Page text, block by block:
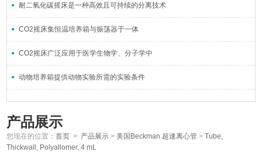
耐二氧化碳摇床是一种高效且可持续的分离技术
CO2摇床集恒温培养箱与振荡器于一体
CO2摇床广泛应用于医学生物学、分子学中
动物培养箱提供动物实验所需的实验条件
产品展示
您现在的位置：首页 > 产品展示 >美国Beckman 超速离心管 >Tube,
Thickwall, Polyallomer, 4 mL